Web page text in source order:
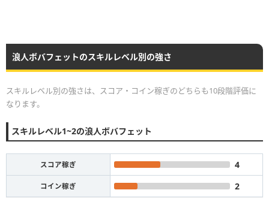
浪人ボバフェットのスキルレベル別の強さ
スキルレベル別の強さは、スコア・コイン稼ぎのどちらも10段階評価に
なります。
スキルレベル1~2の浪人ボバフェット
スコア稼ぎ 4
コイン稼ぎ 2